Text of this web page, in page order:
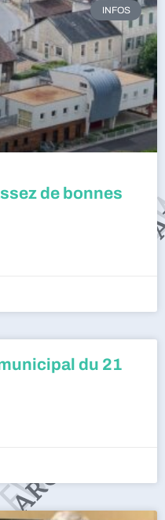
INFOS
de bonnes
du 21